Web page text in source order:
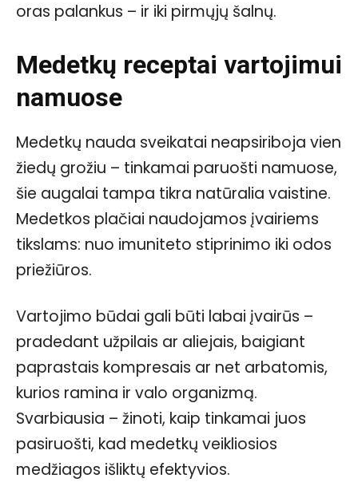
oras palankus – ir iki pirmųjų šalnų.
Medetkų receptai vartojimui
namuose
Medetkų nauda sveikatai neapsiriboja vien
žiedų grožiu – tinkamai paruošti namuose,
šie augalai tampa tikra natūralia vaistine.
Medetkos plačiai naudojamos įvairiems
tikslams: nuo imuniteto stiprinimo iki odos
priežiūros.
Vartojimo būdai gali būti labai įvairūs –
pradedant užpilais ar aliejais, baigiant
paprastais kompresais ar net arbatomis,
kurios ramina ir valo organizmą.
Svarbiausia – žinoti, kaip tinkamai juos
pasiruošti, kad medetkų veikliosios
medžiagos išliktų efektyvios.